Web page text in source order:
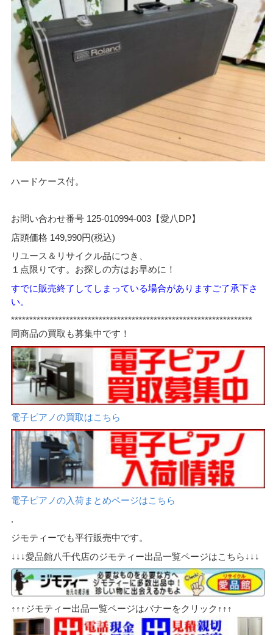
ハードケース付。
お問い合わせ番号 125-010994-003【愛八DP】
店頭価格 149,990円(税込)
リユース＆リサイクル品につき、
１点限りです。お探しの方はお早めに！
すでに販売終了してしまっている場合がありますご了承下さ
い。
******************************************************************
同商品の買取も募集中です！
電子ピアノの買取はこちら
電子ピアノの入荷まとめページはこちら
.
ジモティーでも平行販売中です。
↓↓↓愛品館八千代店のジモティー出品一覧ページはこちら↓↓↓
↑↑↑ジモティー出品一覧ページはバナーをクリック↑↑↑